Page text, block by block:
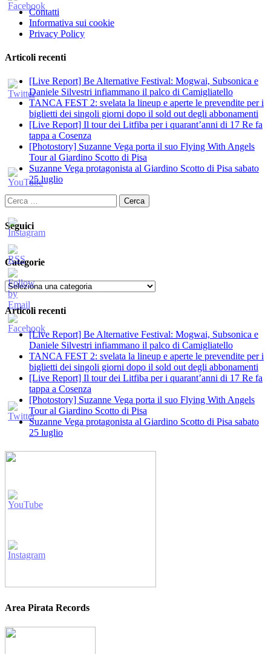
Contatti
Informativa sui cookie
Privacy Policy
Articoli recenti
[Live Report] Be Alternative Festival: Mogwai, Subsonica e
Daniele Silvestri infiammano il palco di Camigliatello
TANCA FEST 2: svelata la lineup e aperte le prevendite per i
biglietti dei singoli giorni dopo il sold out degli abbonamenti
[Live Report] Il tour dei Litfiba per i quarant’anni di 17 Re fa
tappa a Cosenza
[Photostory] Suzanne Vega porta il suo Flying With Angels
Tour al Giardino Scotto di Pisa
Suzanne Vega protagonista al Giardino Scotto di Pisa sabato
25 luglio
Ricerca
per:
Seguici
Categorie
Categorie
Articoli recenti
[Live Report] Be Alternative Festival: Mogwai, Subsonica e
Daniele Silvestri infiammano il palco di Camigliatello
TANCA FEST 2: svelata la lineup e aperte le prevendite per i
biglietti dei singoli giorni dopo il sold out degli abbonamenti
[Live Report] Il tour dei Litfiba per i quarant’anni di 17 Re fa
tappa a Cosenza
[Photostory] Suzanne Vega porta il suo Flying With Angels
Tour al Giardino Scotto di Pisa
Suzanne Vega protagonista al Giardino Scotto di Pisa sabato
25 luglio
Area Pirata Records